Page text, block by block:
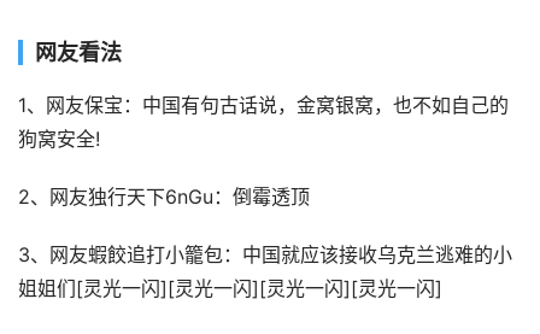
网友看法
1、网友保宝：中国有句古话说，金窝银窝，也不如自己的
狗窝安全!
2、网友独行天下6nGu：倒霉透顶
3、网友蝦餃追打小籠包：中国就应该接收乌克兰逃难的小
姐姐们[灵光一闪][灵光一闪][灵光一闪][灵光一闪]